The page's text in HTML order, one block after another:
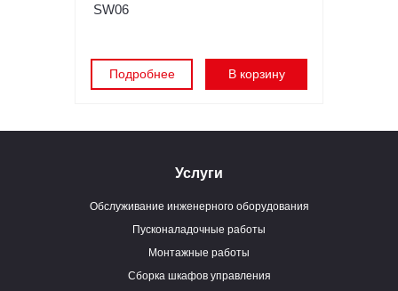
SW06
Подробнее В корзину
Услуги
Обслуживание инженерного оборудования
Пусконаладочные работы
Монтажные работы
Сборка шкафов управления